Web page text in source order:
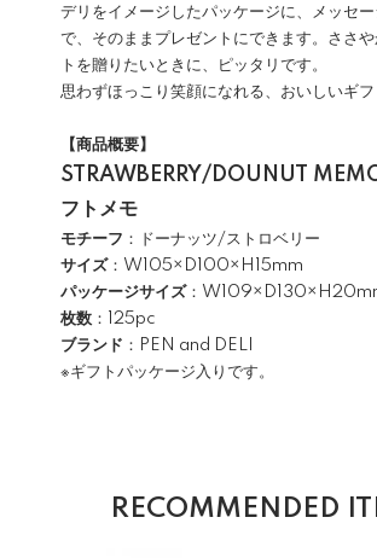
デリをイメージしたパッケージに、メッセ
で、そのままプレゼントにできます。ささ
トを贈りたいときに、ピッタリです。
思わずほっこり笑顔になれる、おいしいギフ
【商品概要】
STRAWBERRY/DOUNUT
フトメモ
モチーフ ：ドーナッツ/ストロベリー
サイズ ：W105×D100×H15mm
パッケージサイズ ：
枚数 ：125pc
ブランド ：PEN and DELI
※ギフトパッケージ入りです。
RECOMMENDED